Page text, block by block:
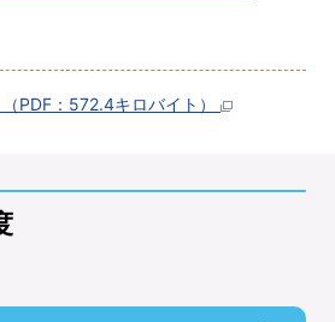
PDF：572.4キロバイト）